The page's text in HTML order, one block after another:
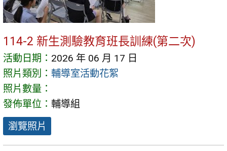
114-2 新生測驗教育班長訓練(第二次)
活動日期： 2026 年 06 月 17 日
照片類別： 輔導室活動花絮
照片數量：
發佈單位： 輔導組
瀏覽照片